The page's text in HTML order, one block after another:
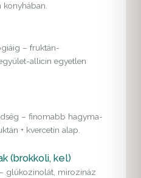
– fruktán-
allicin egyetlen
– finomabb hagyma-
+ kvercetin alap.
(brokkoli, kel)
glükozinolát, mirozináz